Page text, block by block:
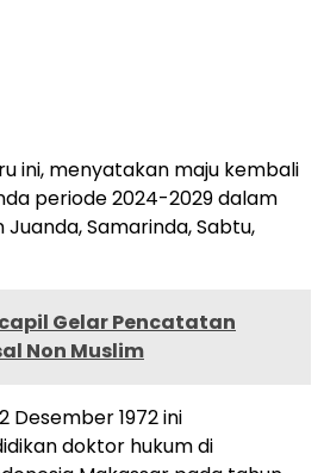
ini, menyatakan maju kembali
periode 2024-2029 dalam
Juanda, Samarinda, Sabtu,
Gelar Pencatatan
Non Muslim
Desember 1972 ini
doktor hukum di